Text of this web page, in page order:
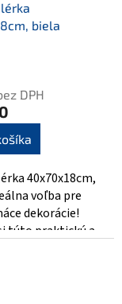
biela
DPH
40x70x18cm,
voľba pre
dekorácie!
túto praktickú a